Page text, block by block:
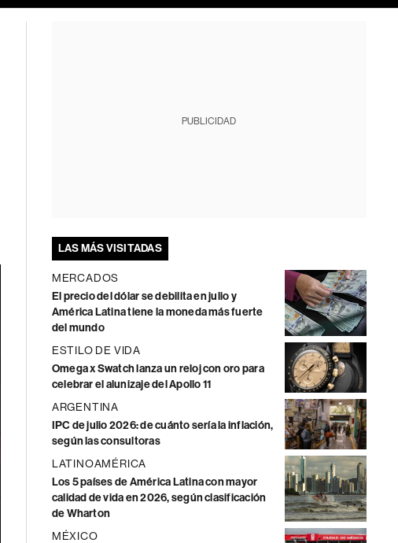
PUBLICIDAD
LAS MÁS VISITADAS
MERCADOS
El precio del dólar se debilita en julio y
América Latina tiene la moneda más fuerte
del mundo
ESTILO DE VIDA
Omega x Swatch lanza un reloj con oro para
celebrar el alunizaje del Apollo 11
ARGENTINA
IPC de julio 2026: de cuánto sería la inflación,
según las consultoras
LATINOAMÉRICA
Los 5 países de América Latina con mayor
calidad de vida en 2026, según clasificación
de Wharton
MÉXICO